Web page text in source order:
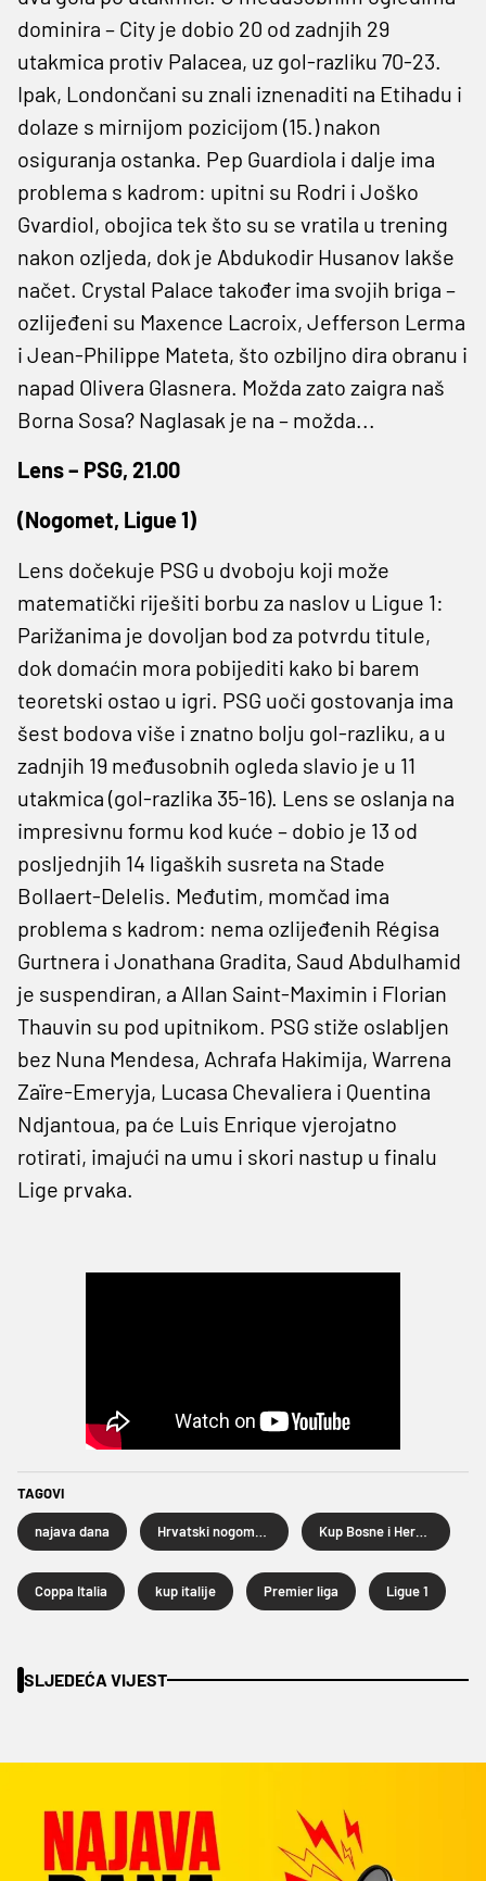
dominira – City je dobio 20 od zadnjih 29
utakmica protiv Palacea, uz gol-razliku 70-23.
Ipak, Londončani su znali iznenaditi na Etihadu i
dolaze s mirnijom pozicijom (15.) nakon
osiguranja ostanka. Pep Guardiola i dalje ima
problema s kadrom: upitni su Rodri i Joško
Gvardiol, obojica tek što su se vratila u trening
nakon ozljeda, dok je Abdukodir Husanov lakše
načet. Crystal Palace također ima svojih briga –
ozlijeđeni su Maxence Lacroix, Jefferson Lerma
i Jean-Philippe Mateta, što ozbiljno dira obranu i
napad Olivera Glasnera. Možda zato zaigra naš
Borna Sosa? Naglasak je na – možda...
Lens – PSG, 21.00
(Nogomet, Ligue 1)
Lens dočekuje PSG u dvoboju koji može
matematički riješiti borbu za naslov u Ligue 1:
Parižanima je dovoljan bod za potvrdu titule,
dok domaćin mora pobijediti kako bi barem
teoretski ostao u igri. PSG uoči gostovanja ima
šest bodova više i znatno bolju gol-razliku, a u
zadnjih 19 međusobnih ogleda slavio je u 11
utakmica (gol-razlika 35-16). Lens se oslanja na
impresivnu formu kod kuće – dobio je 13 od
posljednjih 14 ligaških susreta na Stade
Bollaert-Delelis. Međutim, momčad ima
problema s kadrom: nema ozlijeđenih Régisa
Gurtnera i Jonathana Gradita, Saud Abdulhamid
je suspendiran, a Allan Saint-Maximin i Florian
Thauvin su pod upitnikom. PSG stiže oslabljen
bez Nuna Mendesa, Achrafa Hakimija, Warrena
Zaïre-Emeryja, Lucasa Chevaliera i Quentina
Ndjantoua, pa će Luis Enrique vjerojatno
rotirati, imajući na umu i skori nastup u finalu
Lige prvaka.
TAGOVI
najava dana
Coppa Italia kup italije Premier liga Ligue 1
SLJEDEĆA VIJEST